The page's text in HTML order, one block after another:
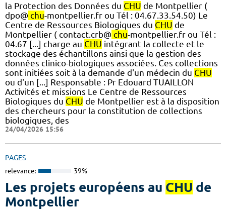
la Protection des Données du CHU de Montpellier (
dpo@ chu-montpellier.fr ou Tél : 04.67.33.54.50) Le
Centre de Ressources Biologiques du CHU de
Montpellier ( contact.crb@ chu-montpellier.fr ou Tél :
04.67 [...] charge au CHU intégrant la collecte et le
stockage des échantillons ainsi que la gestion des
données clinico-biologiques associées. Ces collections
sont initiées soit à la demande d'un médecin du CHU
ou d'un [...] Responsable : Pr Edouard TUAILLON
Activités et missions Le Centre de Ressources
Biologiques du CHU de Montpellier est à la disposition
des chercheurs pour la constitution de collections
biologiques, des
24/04/2026 15:56
PAGES
relevance: 39%
Les projets européens au CHU de
Montpellier